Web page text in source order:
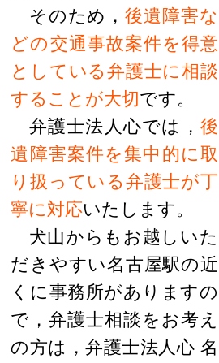
そのため，後遺障害な
どの交通事故案件を得意
としている弁護士に相談
することが大切です。
弁護士法人心では， 後
遺障害案件を集中的に取
り扱っている弁護士が丁
寧に対応いたします。
犬山からもお越しいた
だきやすい名古屋駅の近
くに事務所がありますの
で，弁護士相談をお考え
の方は，弁護士法人心 名